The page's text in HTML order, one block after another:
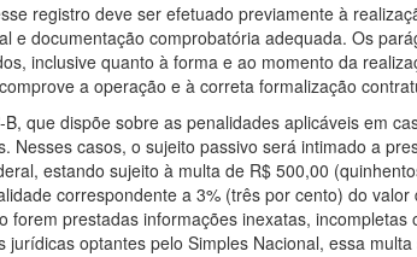
registro deve ser efetuado previamente à
e documentação comprobatória adequada. Os
inclusive quanto à forma e ao momento da
a operação e à correta formalização
que dispõe sobre as penalidades aplicáveis em
Nesses casos, o sujeito passivo será intimado a
estando sujeito à multa de R$ 500,00
correspondente a 3% (três por cento) do
forem prestadas informações inexatas, incompletas
optantes pelo Simples Nacional, essa